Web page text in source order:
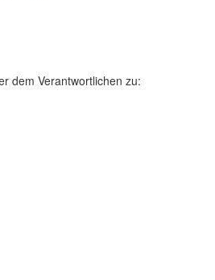
dem Verantwortlichen zu: